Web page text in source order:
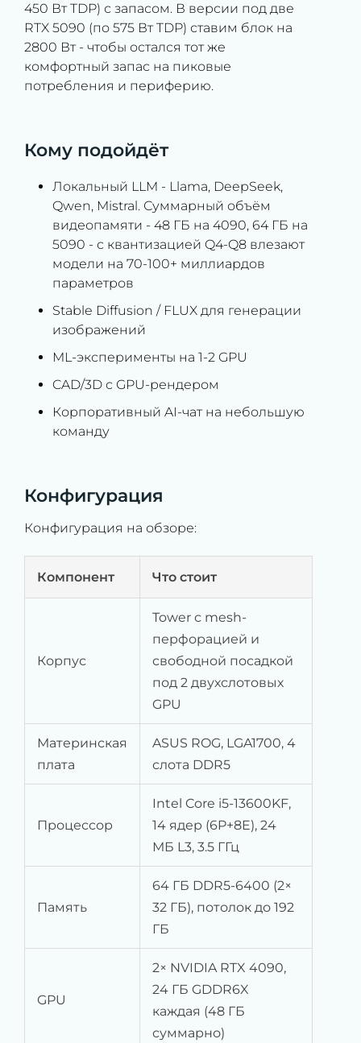
450 Вт TDP) с запасом. В версии под две
RTX 5090 (по 575 Вт TDP) ставим блок на
2800 Вт - чтобы остался тот же
комфортный запас на пиковые
потребления и периферию.
Кому подойдёт
Локальный LLM - Llama, DeepSeek,
Qwen, Mistral. Суммарный объём
видеопамяти - 48 ГБ на 4090, 64 ГБ на
5090 - с квантизацией Q4-Q8 влезают
модели на 70-100+ миллиардов
параметров
Stable Diffusion / FLUX для генерации
изображений
ML-эксперименты на 1-2 GPU
CAD/3D с GPU-рендером
Корпоративный AI-чат на небольшую
команду
Конфигурация
Конфигурация на обзоре:
Компонент Что стоит
Корпус
Tower с mesh-
перфорацией и
свободной посадкой
под 2 двухслотовых
GPU
Материнская
плата
ASUS ROG, LGA1700, 4
слота DDR5
Процессор
Intel Core i5-13600KF,
14 ядер (6P+8E), 24
МБ L3, 3.5 ГГц
Память
64 ГБ DDR5-6400 (2×
32 ГБ), потолок до 192
ГБ
GPU
2× NVIDIA RTX 4090,
24 ГБ GDDR6X
каждая (48 ГБ
суммарно)